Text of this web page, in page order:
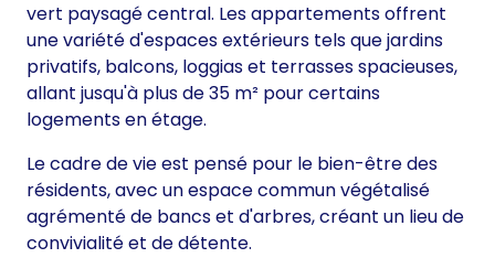
vert paysagé central. Les appartements offrent
une variété d'espaces extérieurs tels que jardins
privatifs, balcons, loggias et terrasses spacieuses,
allant jusqu'à plus de 35 m² pour certains
logements en étage.
Le cadre de vie est pensé pour le bien-être des
résidents, avec un espace commun végétalisé
agrémenté de bancs et d'arbres, créant un lieu de
convivialité et de détente.